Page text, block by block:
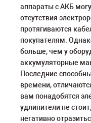
аппараты с АКБ
отсутствия
протягиваются
покупателям.
больше, чем у
аккумуляторные
Последние
времени,
вам понадобятся
удлинители не
негативно